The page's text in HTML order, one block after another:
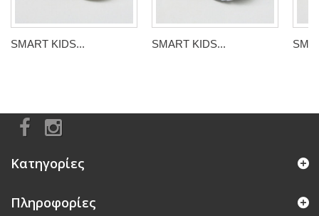
SMART KIDS... SMART KIDS...
Κατηγορίες
Πληροφορίες